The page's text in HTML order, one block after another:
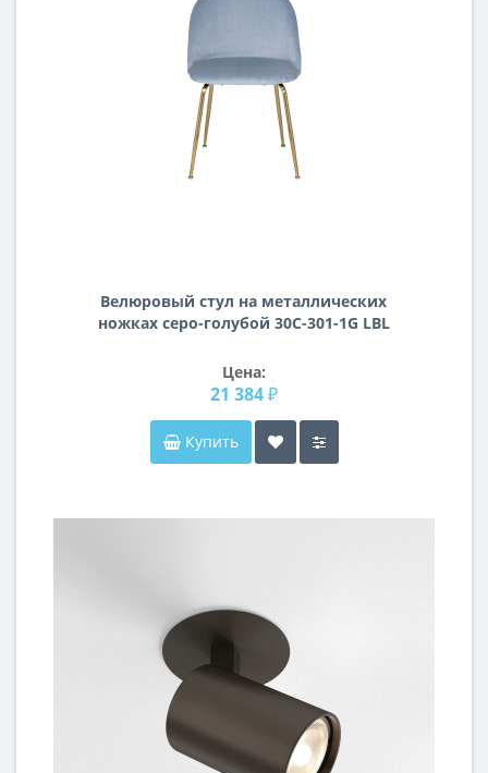
Велюровый стул на металлических
ножках серо-голубой 30C-301-1G LBL
Цена:
21 384 ₽
Купить